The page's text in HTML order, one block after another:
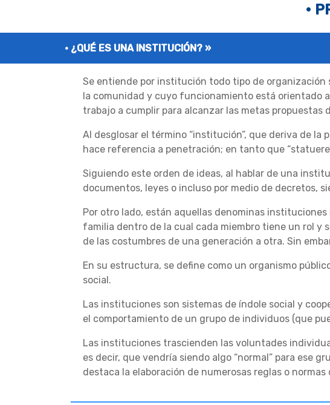
•
¿QUÉ ES UNA INSTITUCIÓN? »
Se entiende por institución todo tipo de organización
la comunidad y cuyo funcionamiento está orientado
trabajo a cumplir para alcanzar las metas propuestas
Al desglosar el término “institución”, que deriva de la
hace referencia a penetración; en tanto que
Siguiendo este orden de ideas, al hablar de una
documentos, leyes o incluso por medio de decretos,
Por otro lado, están aquellas denominas
familia dentro de la cual cada miembro tiene un rol y
de las costumbres de una generación a otra. Sin
En su estructura, se define como un organismo
social.
Las instituciones son sistemas de índole social y
el comportamiento de un grupo de individuos (que
Las instituciones trascienden las voluntades
es decir, que vendría siendo algo “normal” para ese
destaca la elaboración de numerosas reglas o